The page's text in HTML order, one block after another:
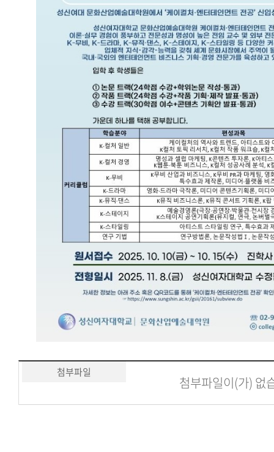
첨부파일
첨부파일이(가) 없